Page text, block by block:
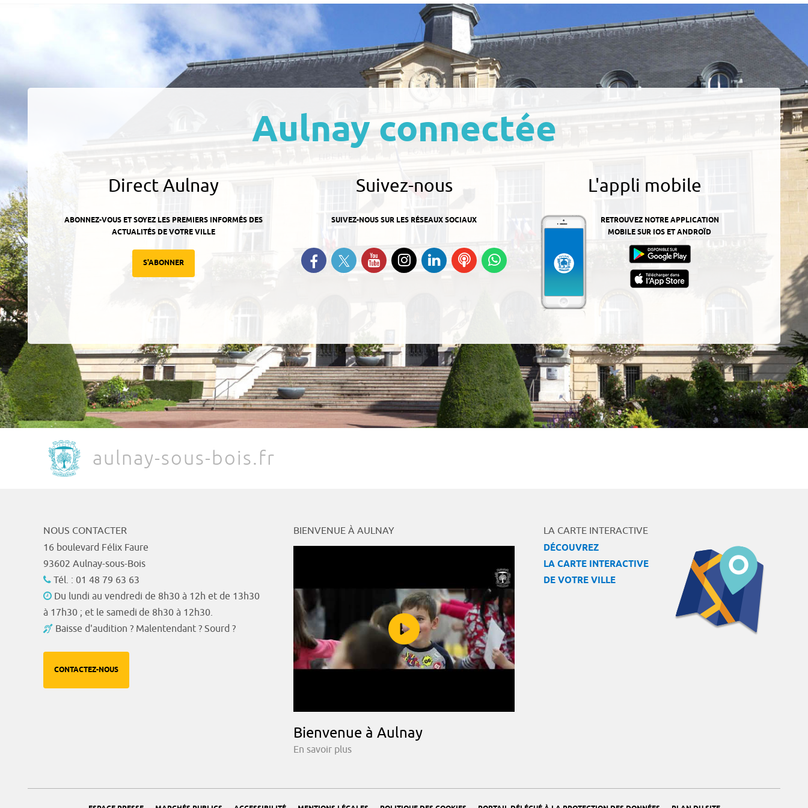
Aulnay connectée
Direct Aulnay
ABONNEZ-VOUS ET SOYEZ LES PREMIERS INFORMÉS DES
ACTUALITÉS DE VOTRE VILLE
S'ABONNER
Suivez-nous
SUIVEZ-NOUS SUR LES RÉSEAUX SOCIAUX
Retrouvez-nous sur Facebook
Suivez-nous sur Twitter
Suivez-nous sur YouTube
Suivez-nous sur
Instagram
Retrouvez-nous
sur Linkedin
Ecoutez
nos
L'appli mobile
RETROUVEZ NOTRE APPLICATION
MOBILE SUR IOS ET ANDROÏD
aulnay-sous-bois.fr
NOUS CONTACTER
16 boulevard Félix Faure
93602 Aulnay-sous-Bois
Tél. : 01 48 79 63 63
Du lundi au vendredi de 8h30 à 12h et de 13h30
à 17h30 ; et le samedi de 8h30 à 12h30.
Baisse d'audition ? Malentendant ? Sourd ?
CONTACTEZ-NOUS
BIENVENUE À AULNAY
Bienvenue à Aulnay
En savoir plus
LA CARTE INTERACTIVE
DÉCOUVREZ
LA CARTE INTERACTIVE
DE VOTRE VILLE